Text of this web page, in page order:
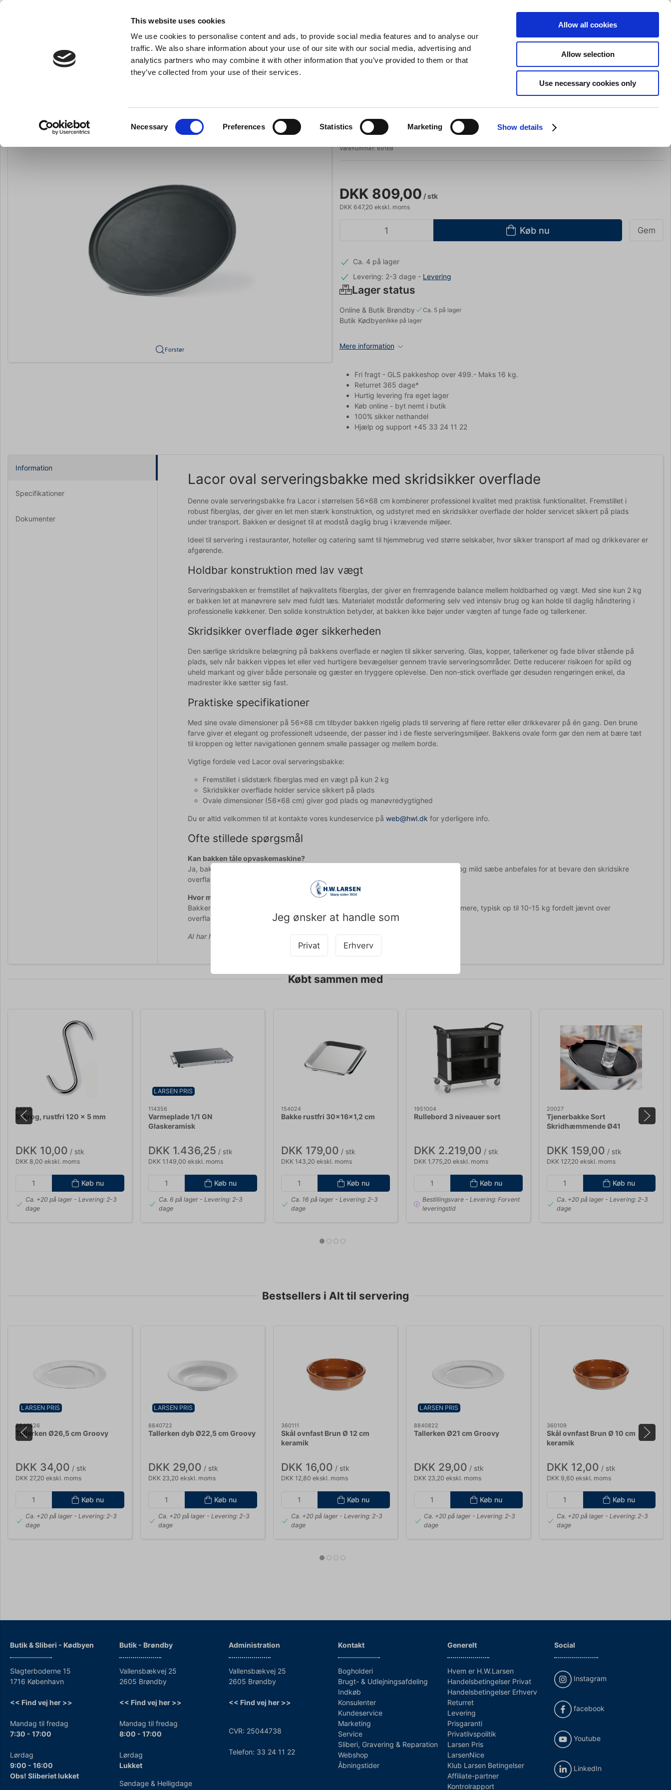
This website uses cookies
We use cookies to personalise content and ads, to provide social media features and to analyse our
traffic. We also share information about your use of our site with our social media, advertising and
analytics partners who may combine it with other information that you’ve provided to them or that
they’ve collected from your use of their services.
Necessary Preferences Statistics Marketing Show details
Allow all cookies
Allow selection
Use necessary cookies only
- Køkkenudstyr til professionelle og entusiaster Søg Indkøbskurv (0)
Køkkenredskaber Gryder & Pander Grill Barudstyr Tilbud Brands Slibning
Jeg ønsker at handle som
Privat Erhverv
Forstør
Bakke oval, skridsikker, 56x68 cm
Varenummer:69168
DKK 809,00 / stk
DKK 647,20 ekskl. moms
Køb nu Gem
Ca. 4 på lager
Levering: 2-3 dage - Levering
Lager status
Online & Butik Brøndby Ca. 5 på lager
Butik KødbyenIkke på lager
Mere information
Fri fragt - GLS pakkeshop over 499.- Maks 16 kg.
Returret 365 dage*
Hurtig levering fra eget lager
Køb online - byt nemt i butik
100% sikker nethandel
Hjælp og support +45 33 24 11 22
Information
Specifikationer
Dokumenter
Lacor oval serveringsbakke med skridsikker overflade
Denne ovale serveringsbakke fra Lacor i størrelsen 56x68 cm kombinerer professionel kvalitet med praktisk funktionalitet. Fremstillet i
robust fiberglas, der giver en let men stærk konstruktion, og udstyret med en skridsikker overflade der holder servicet sikkert på plads
under transport. Bakken er designet til at modstå daglig brug i krævende miljøer.
Ideel til servering i restauranter, hoteller og catering samt til hjemmebrug ved større selskaber, hvor sikker transport af mad og drikkevarer er
afgørende.
Holdbar konstruktion med lav vægt
Serveringsbakken er fremstillet af højkvalitets fiberglas, der giver en fremragende balance mellem holdbarhed og vægt. Med sine kun 2 kg
er bakken let at manøvrere selv med fuldt læs. Materialet modstår deformering selv ved intensiv brug og kan holde til daglig håndtering i
professionelle køkkener. Den solide konstruktion betyder, at bakken ikke bøjer under vægten af tunge fade og tallerkener.
Skridsikker overflade øger sikkerheden
Den særlige skridsikre belægning på bakkens overflade er nøglen til sikker servering. Glas, kopper, tallerkener og fade bliver stående på
plads, selv når bakken vippes let eller ved hurtigere bevægelser gennem travle serveringsområder. Dette reducerer risikoen for spild og
uheld markant og giver både personale og gæster en tryggere oplevelse. Den non-stick overflade gør desuden rengøringen enkel, da
madrester ikke sætter sig fast.
Praktiske specifikationer
Med sine ovale dimensioner på 56x68 cm tilbyder bakken rigelig plads til servering af flere retter eller drikkevarer på én gang. Den brune
farve giver et elegant og professionelt udseende, der passer ind i de fleste serveringsmiljøer. Bakkens ovale form gør den nem at bære tæt
til kroppen og letter navigationen gennem smalle passager og mellem borde.
Vigtige fordele ved Lacor oval serveringsbakke:
Fremstillet i slidstærk fiberglas med en vægt på kun 2 kg
Skridsikker overflade holder service sikkert på plads
Ovale dimensioner (56x68 cm) giver god plads og manøvredygtighed
Du er altid velkommen til at kontakte vores kundeservice på web@hwl.dk for yderligere info.
Ofte stillede spørgsmål
Kan bakken tåle opvaskemaskine?
Ja, bakken kan vaskes i opvaskemaskine, men manuel rengøring med varmt vand og mild sæbe anbefales for at bevare den skridsikre
overflade længst muligt.
Hvor meget vægt kan bakken bære?
Bakken er designet til professionel brug og kan bære betydelig vægt uden at deformere, typisk op til 10-15 kg fordelt jævnt over
overfladen.
AI har hjulpet med teksten og derfor tages der forbehold for fejl.
Købt sammen med
84012
S-krog, rustfri 120 x 5 mm
DKK 10,00 / stk
DKK 8,00 ekskl. moms
Køb nu
Ca. +20 på lager- Levering: 2-3
dage
LARSEN PRIS
114356
Varmeplade 1/1 GN
Glaskeramisk
DKK 1.436,25 / stk
DKK 1.149,00 ekskl. moms
Køb nu
Ca. 6 på lager- Levering: 2-3
dage
154024
Bakke rustfri 30x16x1,2 cm
DKK 179,00 / stk
DKK 143,20 ekskl. moms
Køb nu
Ca. 16 på lager - Levering: 2-3
dage
1951004
Rullebord 3 niveauer sort
DKK 2.219,00 / stk
DKK 1.775,20 ekskl. moms
Køb nu
Bestillingsvare - Levering: Forvent
leveringstid
20027
Tjenerbakke Sort
Skridhæmmende Ø41
DKK 159,00 / stk
DKK 127,20 ekskl. moms
Køb nu
Ca. +20 på lager- Levering: 2-3
dage
Bestsellers i Alt til servering
LARSEN PRIS
8840626
Tallerken Ø26,5 cm Groovy
DKK 34,00 / stk
DKK 27,20 ekskl. moms
Køb nu
Ca. +20 på lager- Levering: 2-3
dage
LARSEN PRIS
8840722
Tallerken dyb Ø22,5 cm Groovy
DKK 29,00 / stk
DKK 23,20 ekskl. moms
Køb nu
Ca. +20 på lager- Levering: 2-3
dage
360111
Skål ovnfast Brun Ø 12 cm
keramik
DKK 16,00 / stk
DKK 12,80 ekskl. moms
Køb nu
Ca. +20 på lager- Levering: 2-3
dage
LARSEN PRIS
8840822
Tallerken Ø21 cm Groovy
DKK 29,00 / stk
DKK 23,20 ekskl. moms
Køb nu
Ca. +20 på lager- Levering: 2-3
dage
360109
Skål ovnfast Brun Ø 10 cm
keramik
DKK 12,00 / stk
DKK 9,60 ekskl. moms
Køb nu
Ca. +20 på lager- Levering: 2-3
dage
Butik & Sliberi - Kødbyen
Slagterboderne 15
1716 København
<< Find vej her >>
Mandag til fredag
7:30 - 17:00
Lørdag
9:00 - 16:00
Obs! Sliberiet lukket
Butik - Brøndby
Vallensbækvej 25
2605 Brøndby
<< Find vej her >>
Mandag til fredag
8:00 - 17:00
Lørdag
Lukket
Søndage & Helligdage
Administration
Vallensbækvej 25
2605 Brøndby
<< Find vej her >>
CVR: 25044738
Telefon: 33 24 11 22
Kontakt
Bogholderi
Brugt- & Udlejningsafdeling
Indkøb
Konsulenter
Kundeservice
Marketing
Service
Sliberi, Gravering & Reparation
Webshop
Åbningstider
Generelt
Hvem er H.W.Larsen
Handelsbetingelser Privat
Handelsbetingelser Erhverv
Returret
Levering
Prisgaranti
Privatlivspolitik
Larsen Pris
LarsenNice
Klub Larsen Betingelser
Affiliate-partner
Kontrolrapport
Social
Instagram
facebook
Youtube
LinkedIn